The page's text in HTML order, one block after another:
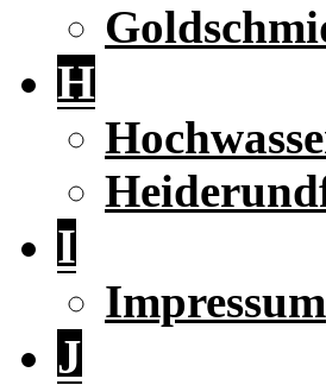
H
I
Impressum
J